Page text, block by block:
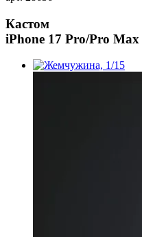
Кастом
iPhone 17 Pro/Pro Max